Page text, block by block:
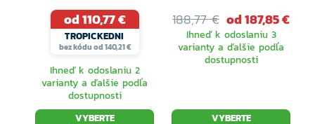
od 110,77 €
TROPICKEDNI
bez kódu od 140,21 €
Ihneď k odoslaniu 2
varianty a ďalšie podľa
dostupnosti
VYBERTE
188,77 € od 187,85 €
Ihneď k odoslaniu 3
varianty a ďalšie podľa
dostupnosti
VYBERTE